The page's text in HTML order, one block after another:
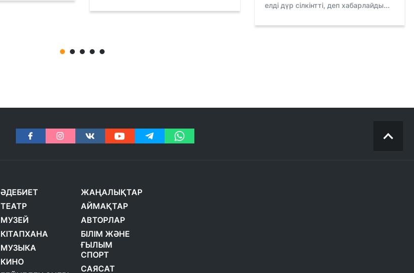
елді дүр сілкінтті, деп хабарлайды...
ӘДЕБИЕТ
ТЕАТР
МУЗЕЙ
КІТАПХАНА
МУЗЫКА
КИНО
ЖАҢАЛЫҚТАР
АЙМАҚТАР
АВТОРЛАР
БІЛІМ ЖӘНЕ
ҒЫЛЫМ
СПОРТ
САЯСАТ